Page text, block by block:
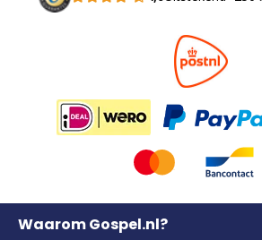
Waarom Gospel.nl?